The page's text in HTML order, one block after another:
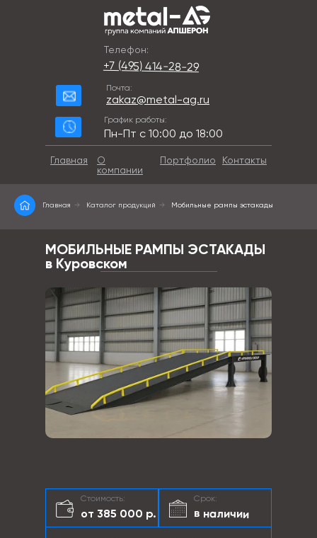
Телефон:
+7 (495) 414-28-29
Почта:
zakaz@metal-ag.ru
График работы:
Пн-Пт с 10:00 до 18:00
Контакты
Портфолио
О
компании
Главная
Главная → Каталог продукций → Мобильные рампы эстакады
МОБИЛЬНЫЕ РАМПЫ ЭСТАКАДЫ
в Куровском
Срок:
в наличии
Стоимость:
от 385 000 р.